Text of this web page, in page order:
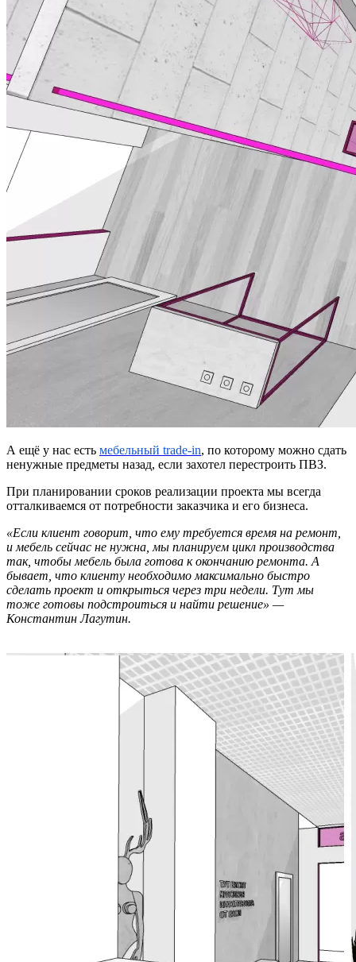
А ещё у нас есть мебельный trade-in, по которому можно сдать
ненужные предметы назад, если захотел перестроить ПВЗ.
При планировании сроков реализации проекта мы всегда
отталкиваемся от потребности заказчика и его бизнеса.
«Если клиент говорит, что ему требуется время на ремонт,
и мебель сейчас не нужна, мы планируем цикл производства
так, чтобы мебель была готова к окончанию ремонта. А
бывает, что клиенту необходимо максимально быстро
сделать проект и открыться через три недели. Тут мы
тоже готовы подстроиться и найти решение» —
Константин Лагутин.